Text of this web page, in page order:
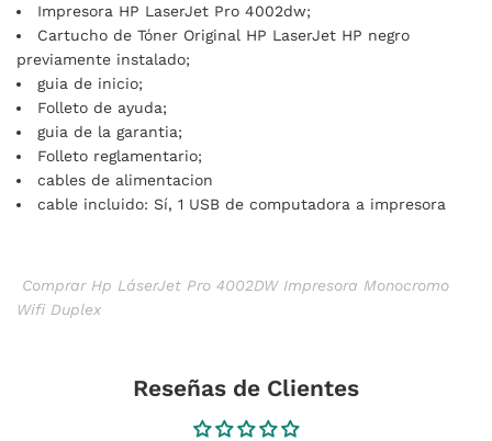
Impresora HP LaserJet Pro 4002dw;
Cartucho de Tóner Original HP LaserJet HP negro
previamente instalado;
guia de inicio;
Folleto de ayuda;
guia de la garantia;
Folleto reglamentario;
cables de alimentacion
cable incluido: Sí, 1 USB de computadora a impresora
Comprar Hp LáserJet Pro 4002DW Impresora Monocromo
Wifi Duplex
Reseñas de Clientes